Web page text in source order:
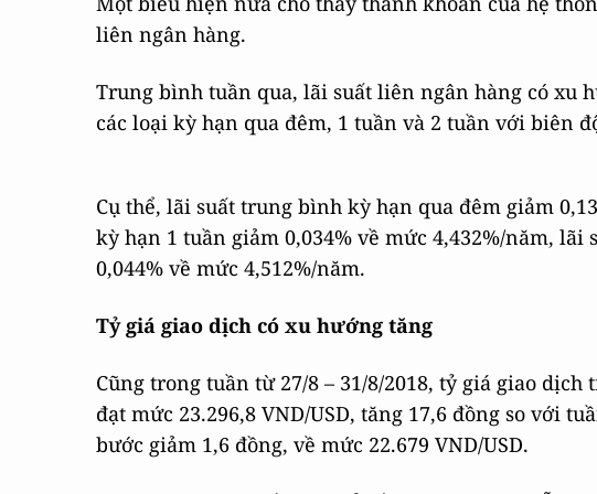
liên ngân hàng.
Trung bình tuần qua, lãi suất liên ngân hàng có xu
các loại kỳ hạn qua đêm, 1 tuần và 2 tuần với biên
Cụ thể, lãi suất trung bình kỳ hạn qua đêm giảm
kỳ hạn 1 tuần giảm 0,034% về mức 4,432%/năm,
0,044% về mức 4,512%/năm.
Tỷ giá giao dịch có xu hướng tăng
Cũng trong tuần từ 27/8 – 31/8/2018, tỷ giá giao
đạt mức 23.296,8 VND/USD, tăng 17,6 đồng so với
bước giảm 1,6 đồng, về mức 22.679 VND/USD.